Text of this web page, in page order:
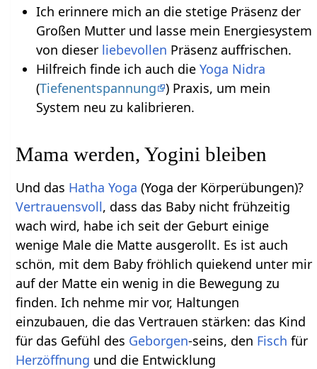
Ich erinnere mich an die stetige Präsenz der
Großen Mutter und lasse mein Energiesystem
von dieser liebevollen Präsenz auffrischen.
Hilfreich finde ich auch die Yoga Nidra
(Tiefenentspannung ) Praxis, um mein
System neu zu kalibrieren.
Mama werden, Yogini bleiben
Und das Hatha Yoga (Yoga der Körperübungen)?
Vertrauensvoll, dass das Baby nicht frühzeitig
wach wird, habe ich seit der Geburt einige
wenige Male die Matte ausgerollt. Es ist auch
schön, mit dem Baby fröhlich quiekend unter mir
auf der Matte ein wenig in die Bewegung zu
finden. Ich nehme mir vor, Haltungen
einzubauen, die das Vertrauen stärken: das Kind
für das Gefühl des Geborgen-seins, den Fisch für
Herzöffnung und die Entwicklung